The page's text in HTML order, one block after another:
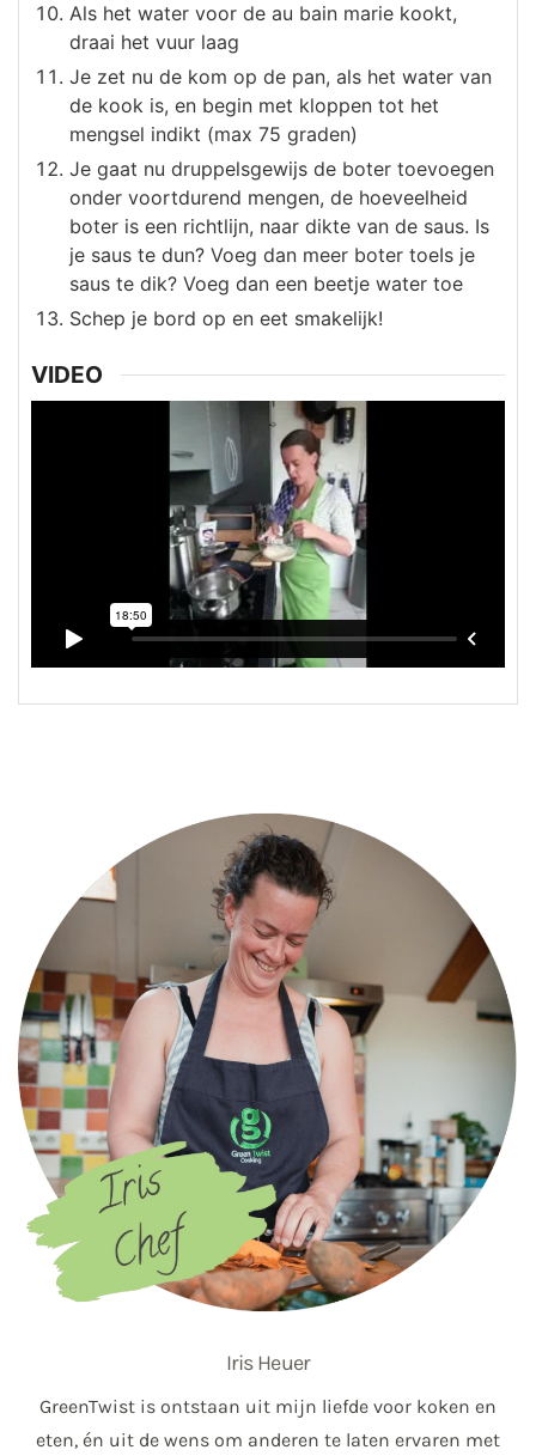
Als het water voor de au bain marie kookt,
draai het vuur laag
Je zet nu de kom op de pan, als het water van
de kook is, en begin met kloppen tot het
mengsel indikt (max 75 graden)
Je gaat nu druppelsgewijs de boter toevoegen
onder voortdurend mengen, de hoeveelheid
boter is een richtlijn, naar dikte van de saus. Is
je saus te dun? Voeg dan meer boter toeIs je
saus te dik? Voeg dan een beetje water toe
Schep je bord op en eet smakelijk!
VIDEO
Iris Heuer
GreenTwist is ontstaan uit mijn liefde voor koken en
eten, én uit de wens om anderen te laten ervaren met